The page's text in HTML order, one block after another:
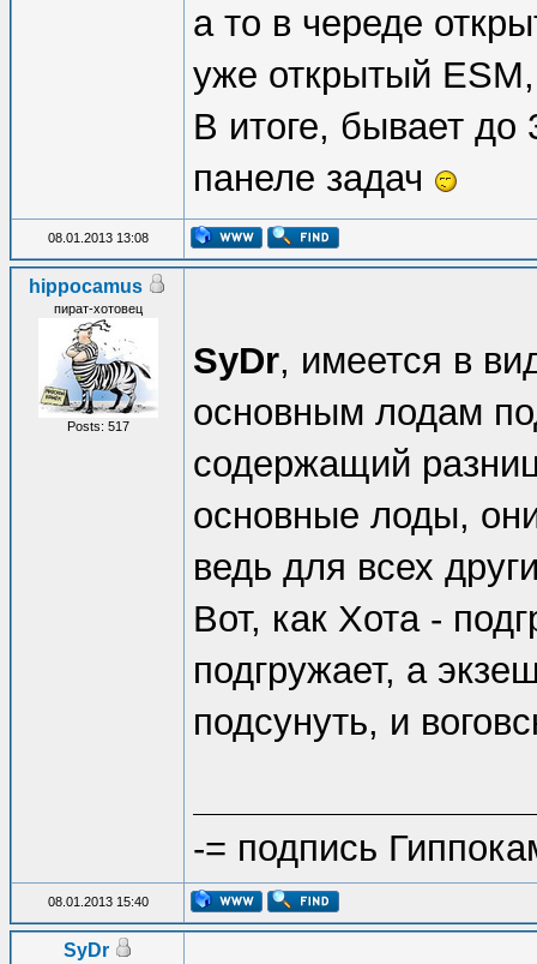
а то в череде
уже открытый
В итоге, бывает до
панеле задач
08.01.2013 13:08
hippocamus
пират-хотовец
Posts: 517
SyDr, имеется в
основным лодам
содержащий
основные лоды,
ведь для всех
Вот, как Хота -
подгружает, а
подсунуть, и
-= подпись
08.01.2013 15:40
SyDr